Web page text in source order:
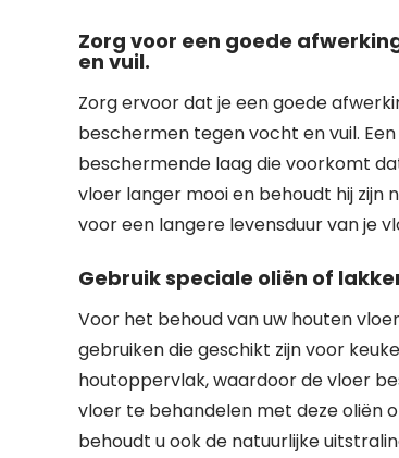
Zorg voor een goede
en vuil.
Zorg ervoor dat je een goede
beschermen tegen vocht en vuil.
beschermende laag die voorkomt
vloer langer mooi en behoudt hij zijn
voor een langere levensduur van je
Gebruik speciale oliën of
Voor het behoud van uw houten
gebruiken die geschikt zijn voor
houtoppervlak, waardoor de vloer
vloer te behandelen met deze oliën
behoudt u ook de natuurlijke